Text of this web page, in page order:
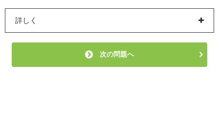
詳しく
次の問題へ